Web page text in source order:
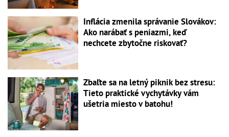
Inflácia zmenila správanie Slovákov:
Ako narábať s peniazmi, keď
nechcete zbytočne riskovať?
Zbaľte sa na letný piknik bez stresu:
Tieto praktické vychytávky vám
ušetria miesto v batohu!